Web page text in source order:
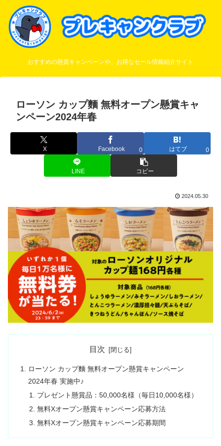
おすすめの懸賞キャンペーンや、お得なセール情報紹介サイト
ローソン カップ麵 無料オープン懸賞キャ
ンペーン2024年春
X Facebook 0 はてブ 0
LINE コピー
2024.05.30
目次
ローソン カップ麵 無料オープン懸賞キャンペーン
2024年春 実施中♪
プレゼント懸賞品：50,000名様（毎日10,000名様）
無料Xオープン懸賞キャンペーン応募方法
無料Xオープン懸賞キャンペーン応募期間